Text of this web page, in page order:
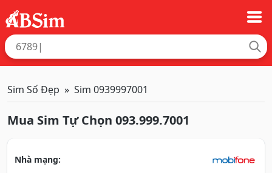
Sim Số Đẹp Sim 0939997001
Mua Sim Tự Chọn 093.999.7001
Nhà mạng: